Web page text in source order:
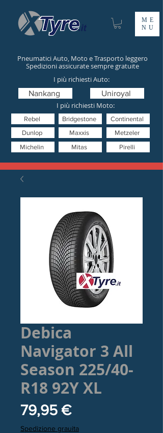
ME
NU
Pneumatici Auto, Moto e Trasporto leggero
Spedizioni assicurate sempre gratuite
I più richiesti Moto:
Mitas
Nankang
Pirelli
Uniroyal
Metzeler
Dunlop
Bridgestone Continental
Michelin
Rebel
I più richiesti Auto:
Maxxis
Debica
Navigator 3 All
Season 225/40-
R18 92Y XL
79,95 €Prezzo
Spedizione grauita